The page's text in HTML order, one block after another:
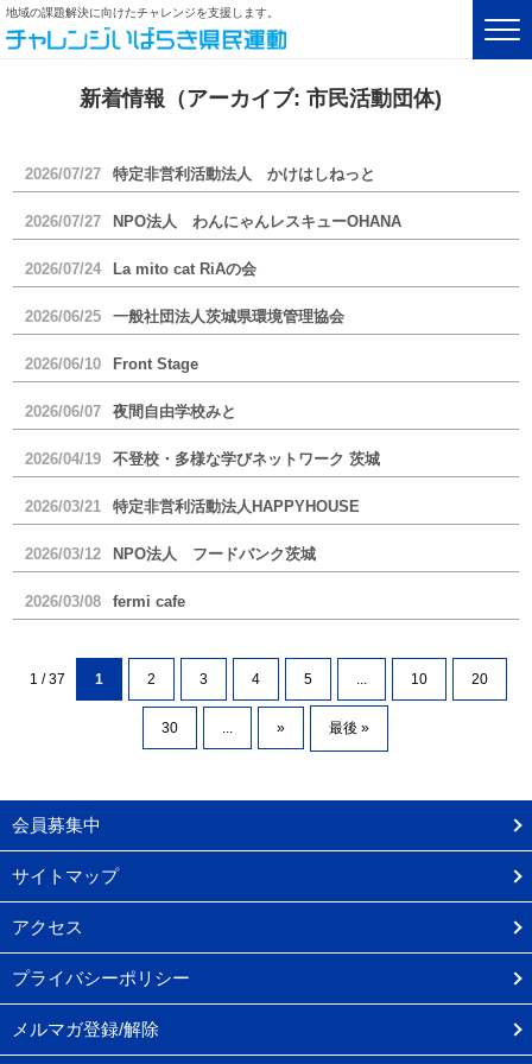
地域の課題解決に向けたチャレンジを支援します。
新着情報（アーカイブ: 市民活動団体)
2026/07/27 特定非営利活動法人 かけはしねっと
2026/07/27 NPO法人 わんにゃんレスキューOHANA
2026/07/24 La mito cat RiAの会
2026/06/25 一般社団法人茨城県環境管理協会
2026/06/10 Front Stage
2026/06/07 夜間自由学校みと
2026/04/19 不登校・多様な学びネットワーク 茨城
2026/03/21 特定非営利活動法人HAPPYHOUSE
2026/03/12 NPO法人 フードバンク茨城
2026/03/08 fermi cafe
1 / 37 1 2 3 4 5 ... 10 20
30 ... » 最後 »
会員募集中
サイトマップ
アクセス
プライバシーポリシー
メルマガ登録/解除